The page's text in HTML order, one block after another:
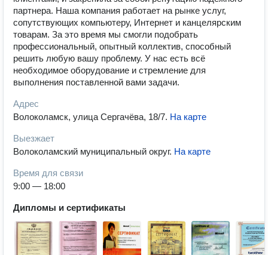
партнера. Наша компания работает на рынке услуг,
сопутствующих компьютеру, Интернет и канцелярским
товарам. За это время мы смогли подобрать
профессиональный, опытный коллектив, способный
решить любую вашу проблему. У нас есть всё
необходимое оборудование и стремление для
выполнения поставленной вами задачи.
Адрес
Волоколамск, улица Сергачёва, 18/7. На карте
Выезжает
Волоколамский муниципальный округ. На карте
Время для связи
9:00 — 18:00
Дипломы и сертификаты